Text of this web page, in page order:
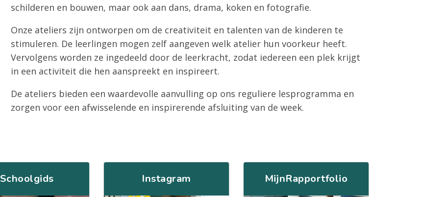
schilderen en bouwen, maar ook aan dans, drama, koken en fotografie.
Onze ateliers zijn ontworpen om de creativiteit en talenten van de kinderen te
stimuleren. De leerlingen mogen zelf aangeven welk atelier hun voorkeur heeft.
Vervolgens worden ze ingedeeld door de leerkracht, zodat iedereen een plek krijgt
in een activiteit die hen aanspreekt en inspireert.
De ateliers bieden een waardevolle aanvulling op ons reguliere lesprogramma en
zorgen voor een afwisselende en inspirerende afsluiting van de week.
Schoolgids Instagram MijnRapportfolio